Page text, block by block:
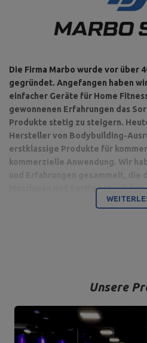
Die Firma Marbo wurde vor über
gegründet. Angefangen haben
einfacher Geräte für Home
gewonnenen Erfahrungen das
Produkte stetig zu steigern.
Hersteller von Bodybuilding-
erstklassige Produkte für
kommerzielle Anwendung. Wir
Maschinen und Sortiment auf
Starachowice in der Woiwodschaft
sich unsere Büroräume und die
hier aus werden alle Formen des
Unsere